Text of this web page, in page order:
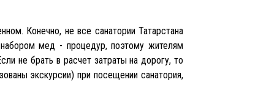
Конечно, не все санатории Татарстана
мед - процедур, поэтому жителям
не брать в расчет затраты на дорогу, то
экскурсии) при посещении санатория,